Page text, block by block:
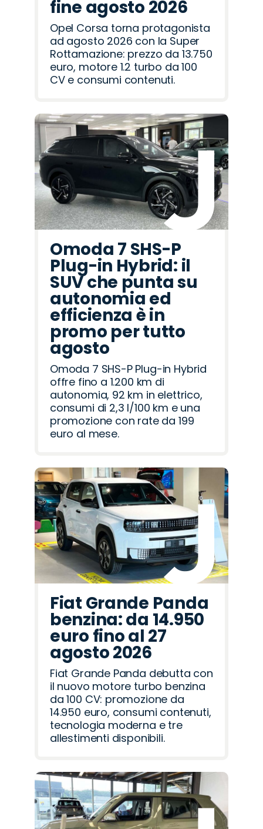
fine agosto 2026
Opel Corsa torna protagonista
ad agosto 2026 con la Super
Rottamazione: prezzo da 13.750
euro, motore 1.2 turbo da 100
CV e consumi contenuti.
Omoda 7 SHS-P
Plug-in Hybrid: il
SUV che punta su
autonomia ed
efficienza è in
promo per tutto
agosto
Omoda 7 SHS-P Plug-in Hybrid
offre fino a 1.200 km di
autonomia, 92 km in elettrico,
consumi di 2,3 l/100 km e una
promozione con rate da 199
euro al mese.
Fiat Grande Panda
benzina: da 14.950
euro fino al 27
agosto 2026
Fiat Grande Panda debutta con
il nuovo motore turbo benzina
da 100 CV: promozione da
14.950 euro, consumi contenuti,
tecnologia moderna e tre
allestimenti disponibili.